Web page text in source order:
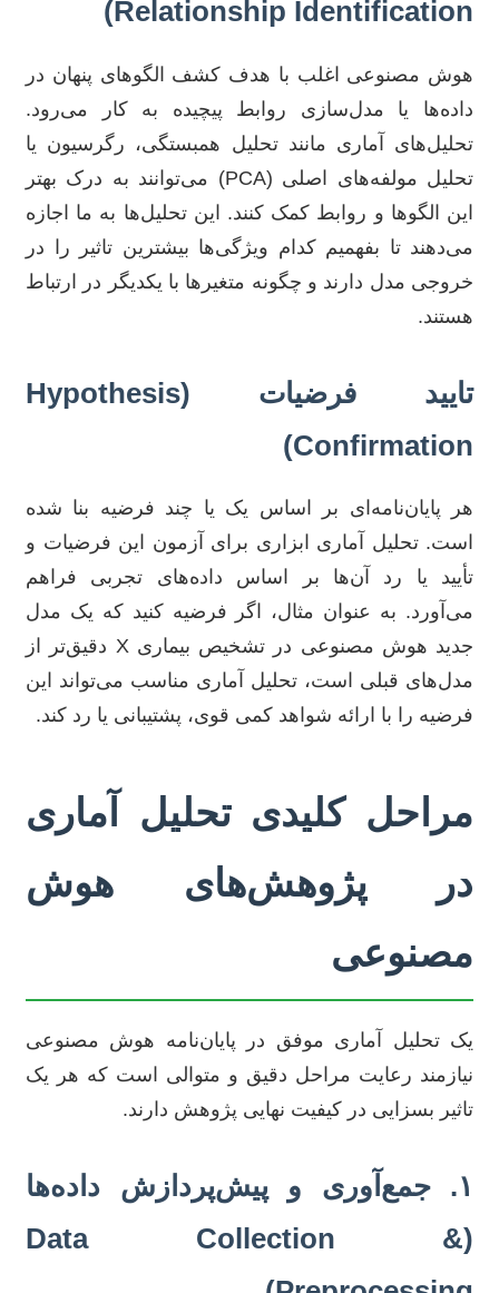
Relationship Identification)
هوش مصنوعی اغلب با هدف کشف الگوهای پنهان در
داده‌ها یا مدل‌سازی روابط پیچیده به کار می‌رود.
تحلیل‌های آماری مانند تحلیل همبستگی، رگرسیون یا
تحلیل مولفه‌های اصلی (PCA) می‌توانند به درک بهتر
این الگوها و روابط کمک کنند. این تحلیل‌ها به ما اجازه
می‌دهند تا بفهمیم کدام ویژگی‌ها بیشترین تاثیر را در
خروجی مدل دارند و چگونه متغیرها با یکدیگر در ارتباط
هستند.
تایید فرضیات (Hypothesis
Confirmation)
هر پایان‌نامه‌ای بر اساس یک یا چند فرضیه بنا شده
است. تحلیل آماری ابزاری برای آزمون این فرضیات و
تأیید یا رد آن‌ها بر اساس داده‌های تجربی فراهم
می‌آورد. به عنوان مثال، اگر فرضیه کنید که یک مدل
جدید هوش مصنوعی در تشخیص بیماری X دقیق‌تر از
مدل‌های قبلی است، تحلیل آماری مناسب می‌تواند این
فرضیه را با ارائه شواهد کمی قوی، پشتیبانی یا رد کند.
مراحل کلیدی تحلیل آماری
در پژوهش‌های هوش
مصنوعی
یک تحلیل آماری موفق در پایان‌نامه هوش مصنوعی
نیازمند رعایت مراحل دقیق و متوالی است که هر یک
تاثیر بسزایی در کیفیت نهایی پژوهش دارند.
۱. جمع‌آوری و پیش‌پردازش داده‌ها
(Data Collection &